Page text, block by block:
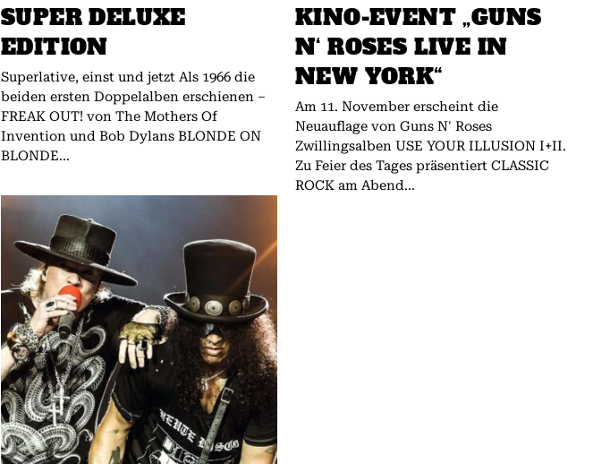
SUPER DELUXE
EDITION
Superlative, einst und jetzt Als 1966 die
beiden ersten Doppelalben erschienen –
FREAK OUT! von The Mothers Of
Invention und Bob Dylans BLONDE ON
BLONDE...
KINO-EVENT „GUNS
N‘ ROSES LIVE IN
NEW YORK“
Am 11. November erscheint die
Neuauflage von Guns N' Roses
Zwillingsalben USE YOUR ILLUSION I+II.
Zu Feier des Tages präsentiert CLASSIC
ROCK am Abend...